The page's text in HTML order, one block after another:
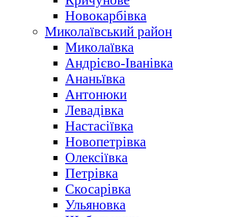
Новокарбівка
Миколаївський район
Миколаївка
Андрієво-Іванівка
Ананьївка
Антонюки
Левадівка
Настасіївка
Новопетрівка
Олексіївка
Петрівка
Скосарівка
Ульяновка